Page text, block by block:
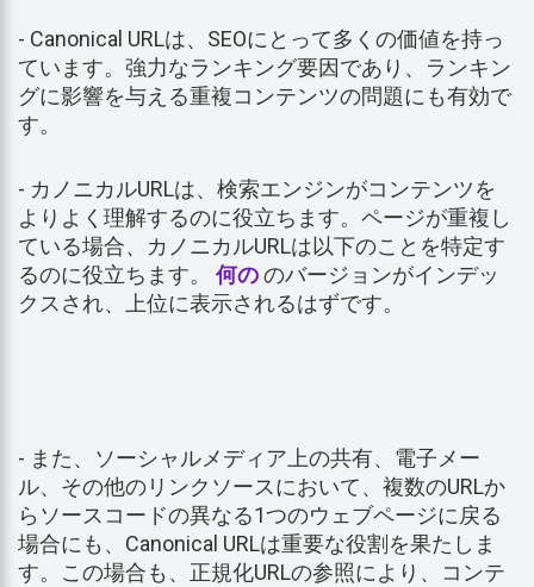
- Canonical URLは、SEOにとって多くの価値を持っ
ています。強力なランキング要因であり、ランキン
グに影響を与える重複コンテンツの問題にも有効で
す。
- カノニカルURLは、検索エンジンがコンテンツを
よりよく理解するのに役立ちます。ページが重複し
ている場合、カノニカルURLは以下のことを特定す
るのに役立ちます。 何ののバージョンがインデッ
クスされ、上位に表示されるはずです。
- また、ソーシャルメディア上の共有、電子メー
ル、その他のリンクソースにおいて、複数のURLか
らソースコードの異なる1つのウェブページに戻る
場合にも、Canonical URLは重要な役割を果たしま
す。この場合も、正規化URLの参照により、コンテ